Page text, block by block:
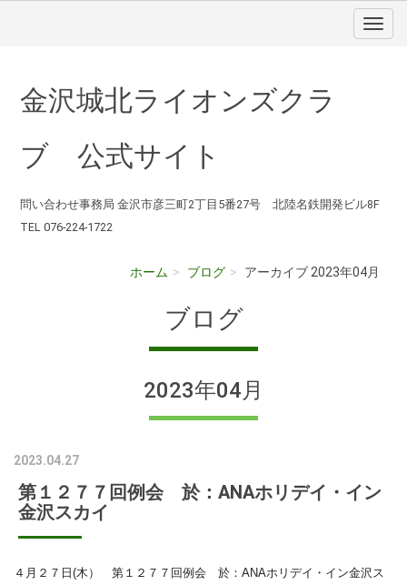
金沢城北ライオンズクラ
ブ 公式サイト
問い合わせ事務局 金沢市彦三町2丁目5番27号 北陸名鉄開発ビル8F
TEL 076-224-1722
ホーム ブログ アーカイブ 2023年04月
ブログ
2023年04月
2023.04.27
第１２７７回例会 於：ANAホリデイ・イン
金沢スカイ
４月２７日(木） 第１２７７回例会 於：ANAホリデイ・イン金沢ス